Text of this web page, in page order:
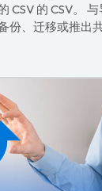
CSV 的 CSV。 与
份、迁移或推出